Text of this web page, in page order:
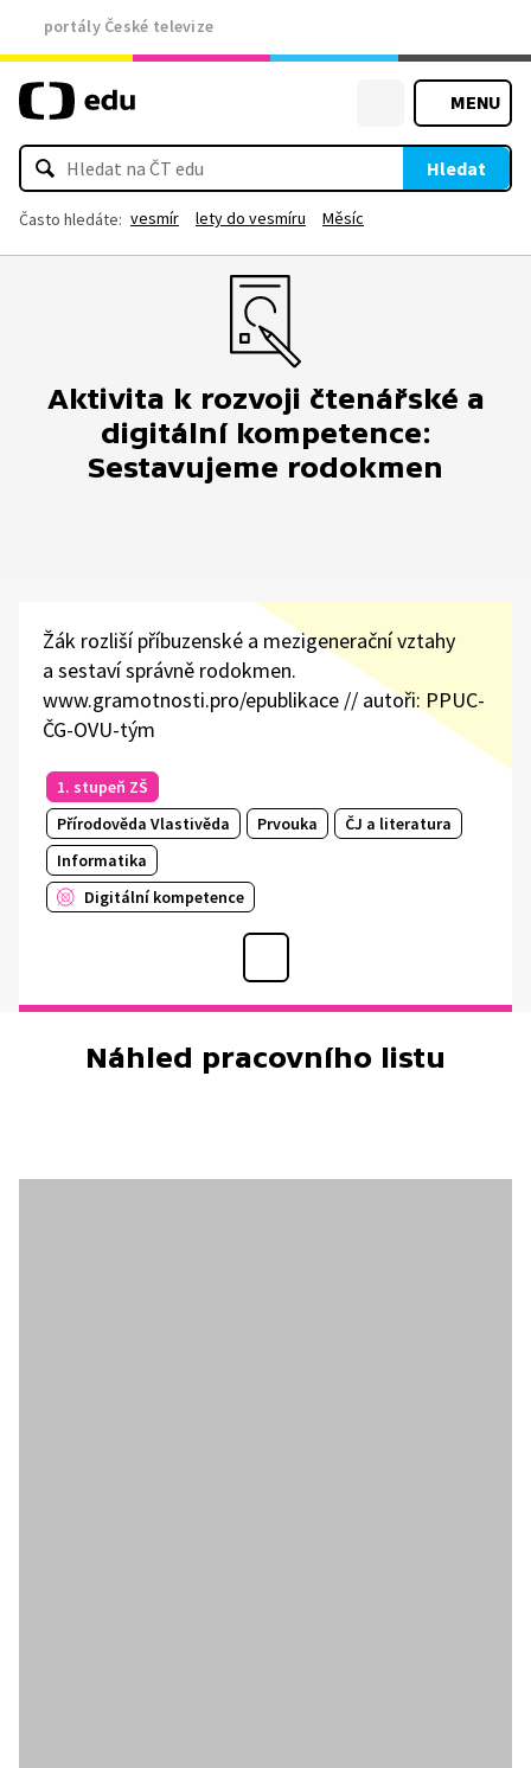
portály České televize
MENU
Hledat
Často hledáte: vesmír lety do vesmíru Měsíc
Aktivita k rozvoji čtenářské a
digitální kompetence:
Sestavujeme rodokmen
Žák rozliší příbuzenské a mezigenerační vztahy
a sestaví správně rodokmen.
www.gramotnosti.pro/epublikace // autoři: PPUC-
ČG-OVU-tým
1. stupeň ZŠ
Přírodověda Vlastivěda
Prvouka
ČJ a literatura
Informatika
Digitální kompetence
Náhled pracovního listu